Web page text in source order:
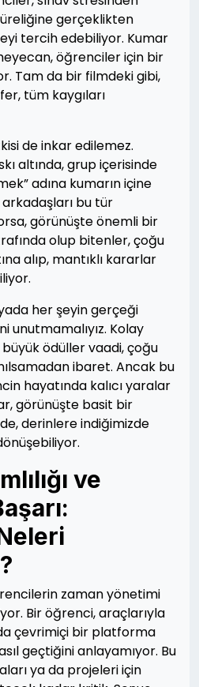
gerçeklikten
tercih edebiliyor. Kumar
öğrenciler için bir
Tam da bir filmdeki gibi,
tüm kaygıları
de inkar edilemez.
altında, grup içerisinde
adına kumarın içine
bu tür
görünüşte önemli bir
olup bitenler, çoğu
alıp, mantıklı kararlar
her şeyin gerçeği
unutmamalıyız. Kolay
ödüller vaadi, çoğu
ibaret. Ancak bu
hayatında kalıcı yaralar
görünüşte basit bir
derinlere indiğimizde
ve
zaman yönetimi
Bir öğrenci, araçlarıyla
çevrimiçi bir platforma
geçtiğini anlayamıyor. Bu
ya da projeleri için